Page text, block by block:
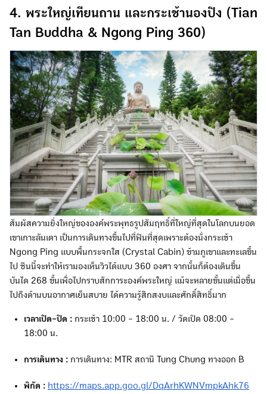
4. พระใหญ่เทียนถาน และกระเช้านองปิง (Tian
Tan Buddha & Ngong Ping 360)
สัมผัสความยิ่งใหญ่ขององค์พระพุทธรูปสัมฤทธิ์ที่ใหญ่ที่สุดในโลกบนยอด
เขาเกาะลันเตา เป็นการเดินทางขึ้นไปที่ฟินที่สุดเพราะต้องนั่งกระเช้า
Ngong Ping แบบพื้นกระจกใส (Crystal Cabin) ข้ามภูเขาและทะเลขึ้น
ไป ซีนนี้จะทำให้เรามองเห็นวิวได้แบบ 360 องศา จากนั้นก็ต้องเดินขึ้น
บันได 268 ขั้นเพื่อไปกราบสักการะองค์พระใหญ่ แม้จะหลายขั้นแต่เมื่อขึ้น
ไปถึงด้านบนอากาศเย็นสบาย ได้ความรู้สึกสงบและศักดิ์สิทธิ์มาก
เวลาเปิด-ปิด : กระเช้า 10:00 - 18:00 น. / วัดเปิด 08:00 -
18:00 น.
การเดินทาง : การเดินทาง: MTR สถานี Tung Chung ทางออก B
พิกัด : https://maps.app.goo.gl/DqArhKWNVmpkAhk76